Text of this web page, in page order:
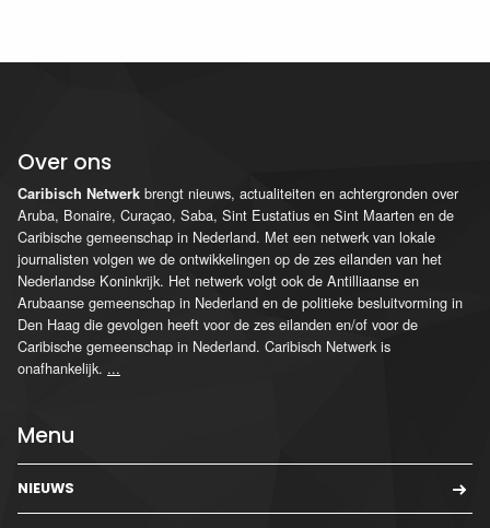
Over ons
Caribisch Netwerk brengt nieuws, actualiteiten en achtergronden over
Aruba, Bonaire, Curaçao, Saba, Sint Eustatius en Sint Maarten en de
Caribische gemeenschap in Nederland. Met een netwerk van lokale
journalisten volgen we de ontwikkelingen op de zes eilanden van het
Nederlandse Koninkrijk. Het netwerk volgt ook de Antilliaanse en
Arubaanse gemeenschap in Nederland en de politieke besluitvorming in
Den Haag die gevolgen heeft voor de zes eilanden en/of voor de
Caribische gemeenschap in Nederland. Caribisch Netwerk is
onafhankelijk. ...
Menu
NIEUWS